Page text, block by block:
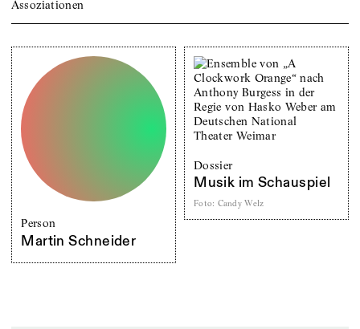
Assoziationen
Person
Martin Schneider
Dossier
Musik im Schauspiel
Foto: Candy Welz